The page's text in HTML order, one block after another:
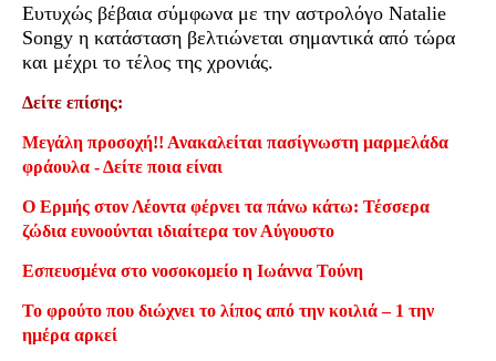
Ευτυχώς βέβαια σύμφωνα με την αστρολόγο Natalie
Songy η κατάσταση βελτιώνεται σημαντικά από τώρα
και μέχρι το τέλος της χρονιάς.
Δείτε επίσης:
Μεγάλη προσοχή!! Ανακαλείται πασίγνωστη μαρμελάδα
φράουλα - Δείτε ποια είναι
Ο Ερμής στον Λέοντα φέρνει τα πάνω κάτω: Τέσσερα
ζώδια ευνοούνται ιδιαίτερα τον Αύγουστο
Εσπευσμένα στο νοσοκομείο η Ιωάννα Τούνη
Το φρούτο που διώχνει το λίπος από την κοιλιά – 1 την
ημέρα αρκεί